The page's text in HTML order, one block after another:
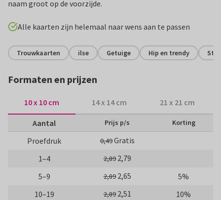
naam groot op de voorzijde.
Alle kaarten zijn helemaal naar wens aan te passen
Trouwkaarten ilse Getuige Hip en trendy
Formaten en prijzen
10 x 10 cm 14 x 14 cm 21 x 21 cm
Aantal Prijs p/s Korting
Proefdruk 0,49Gratis
1–4
2,89 2,79
5–9
2,89 2,65
5%
10–19
2,89 2,51
10%